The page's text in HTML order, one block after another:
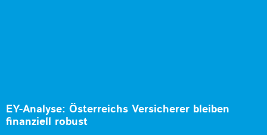
EY-Analyse: Österreichs Versicherer bleiben
finanziell robust